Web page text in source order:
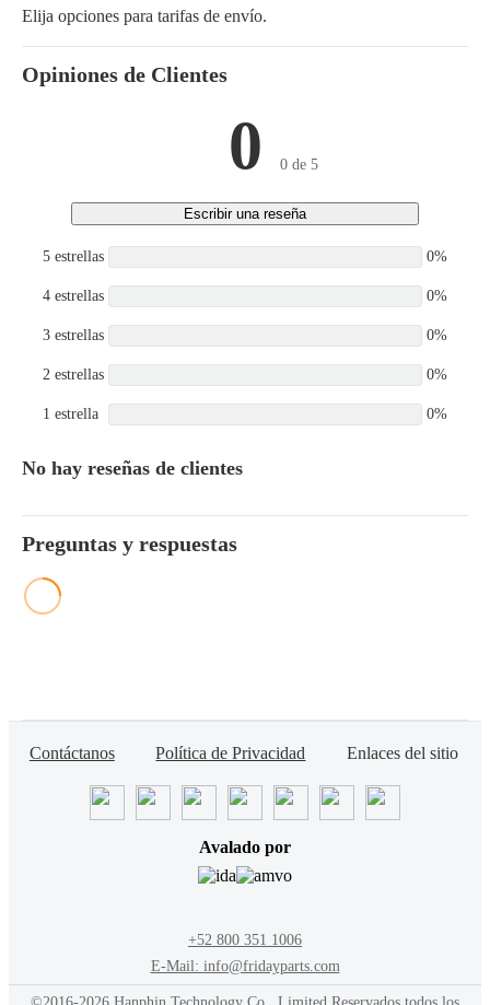
Elija opciones para tarifas de envío.
Opiniones de Clientes
0 0 de 5
Escribir una reseña
5 estrellas 0%
4 estrellas 0%
3 estrellas 0%
2 estrellas 0%
1 estrella 0%
No hay reseñas de clientes
Preguntas y respuestas
Contáctanos Política de Privacidad Enlaces del sitio
Avalado por
+52 800 351 1006
E-Mail: info@fridayparts.com